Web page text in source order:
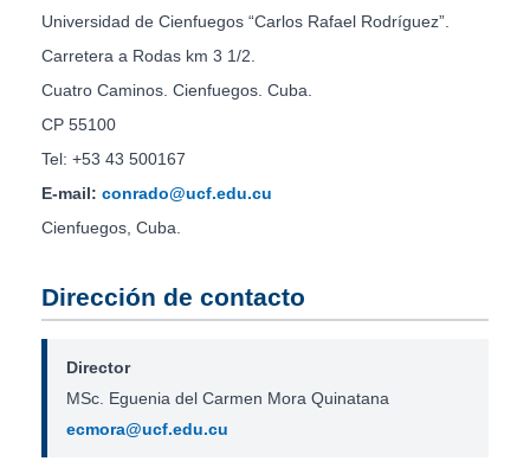
Universidad de Cienfuegos “Carlos Rafael Rodríguez”.
Carretera a Rodas km 3 1/2.
Cuatro Caminos. Cienfuegos. Cuba.
CP 55100
Tel: +53 43 500167
E-mail: conrado@ucf.edu.cu
Cienfuegos, Cuba.
Dirección de contacto
Director
MSc. Eguenia del Carmen Mora Quinatana
ecmora@ucf.edu.cu